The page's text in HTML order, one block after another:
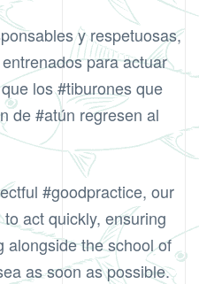
y respetuosas,
para actuar
que los#tiburonesque
de#atún regresen al
#goodpractice, our
act quickly, ensuring
alongside the school of
as soon as possible.